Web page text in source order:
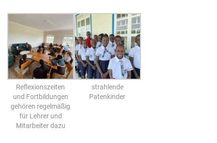
Reflexionszeiten
und Fortbildungen
gehören regelmäßig
für Lehrer und
Mitarbeiter dazu
strahlende
Patenkinder